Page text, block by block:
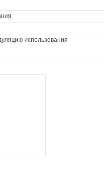
использования